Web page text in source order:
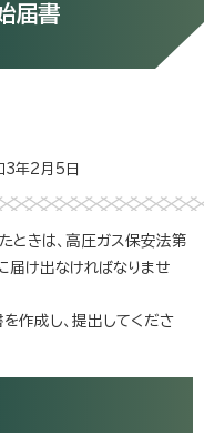
届書
年2月5日
ときは、高圧ガス保安法第
届け出なければなりませ
作成し、提出してくださ